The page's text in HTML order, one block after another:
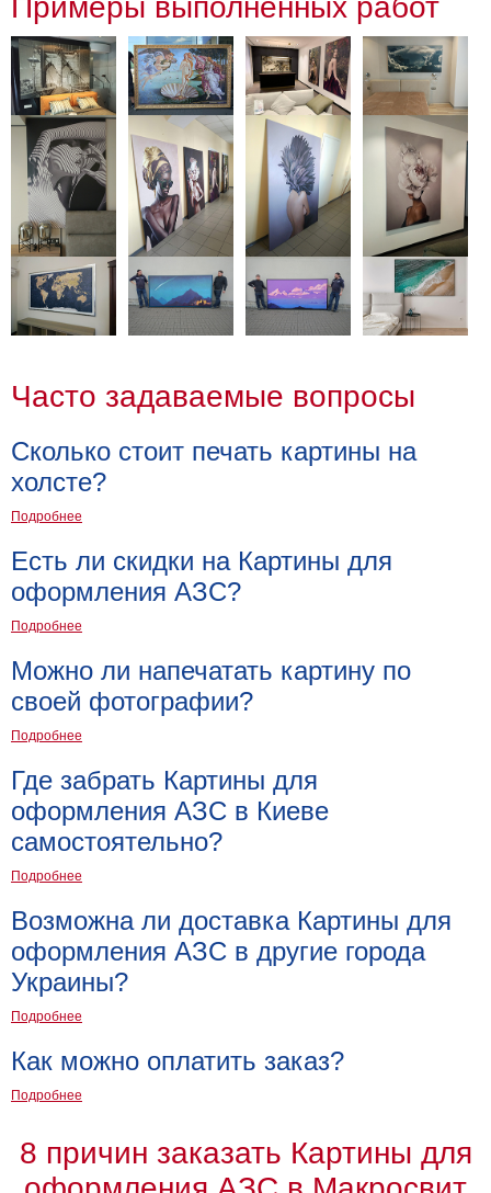
Посмотреть
все
темы
Постеры
Детские
Черно
белые
Автомобили
Девушки
кухню
Военные
В
офис
Цветы
Рок
группы
Спорт
спальню
Природа
Мерилин
Футбол
Нью
Йорк
Посмотреть
все
темы
Услуги
Багетная
картин
Печать
Примеры выполненных работ
Часто задаваемые вопросы
Сколько стоит печать картины на
холсте?
Подробнее
Есть ли скидки на Картины для
оформления АЗС?
Подробнее
Можно ли напечатать картину по
своей фотографии?
Подробнее
Где забрать Картины для
оформления АЗС в Киеве
самостоятельно?
Подробнее
Возможна ли доставка Картины для
оформления АЗС в другие города
Украины?
Подробнее
Как можно оплатить заказ?
Подробнее
8 причин заказать Картины для